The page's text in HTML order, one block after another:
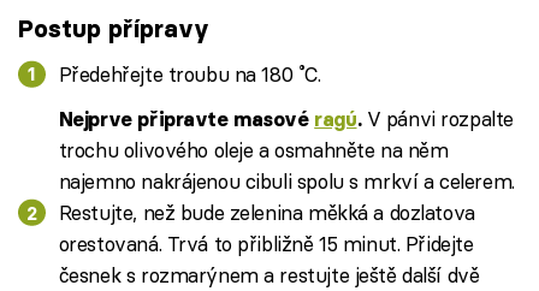
Postup přípravy
Předehřejte troubu na 180 ˚C.
Nejprve připravte masové ragú.V pánvi rozpalte
trochu olivového oleje a osmahněte na něm
najemno nakrájenou cibuli spolu s mrkví a celerem.
Restujte, než bude zelenina měkká a dozlatova
orestovaná. Trvá to přibližně 15 minut. Přidejte
česnek s rozmarýnem a restujte ještě další dvě